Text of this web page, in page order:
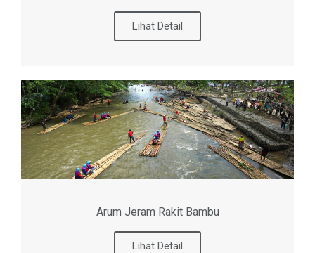
Lihat Detail
Arum Jeram Rakit Bambu
Lihat Detail